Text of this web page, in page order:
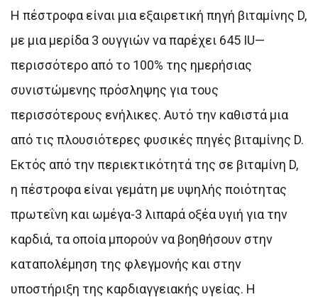
Η πέστροφα είναι μια εξαιρετική πηγή βιταμίνης D,
με μια μερίδα 3 ουγγιών να παρέχει 645 IU—
περισσότερο από το 100% της ημερήσιας
συνιστώμενης πρόσληψης για τους
περισσότερους ενήλικες. Αυτό την καθιστά μια
από τις πλουσιότερες φυσικές πηγές βιταμίνης D.
Εκτός από την περιεκτικότητά της σε βιταμίνη D,
η πέστροφα είναι γεμάτη με υψηλής ποιότητας
πρωτεΐνη και ωμέγα-3 λιπαρά οξέα υγιή για την
καρδιά, τα οποία μπορούν να βοηθήσουν στην
καταπολέμηση της φλεγμονής και στην
υποστήριξη της καρδιαγγειακής υγείας. Η